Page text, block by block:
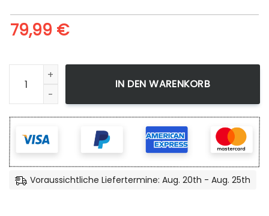
79,99 €
Leinwandbild My Hero Academia Izuku Wandbilder
IN DEN WARENKORB
Voraussichtliche Liefertermine: Aug. 20th - Aug. 25th